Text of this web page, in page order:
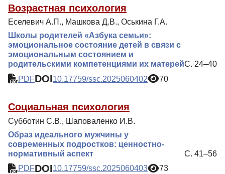
Возрастная психология
Еселевич А.П., Машкова Д.В., Оськина Г.А.
Школы родителей «Азбука семьи»:
эмоциональное состояние детей в связи с
эмоциональным состоянием и
родительскими компетенциями их матерейС. 24–40
PDFDOI10.17759/ssc.2025060402 70
Социальная психология
Субботин С.В., Шаповаленко И.В.
Образ идеального мужчины у
современных подростков: ценностно-
нормативный аспект
С. 41–56
PDFDOI10.17759/ssc.2025060403 73